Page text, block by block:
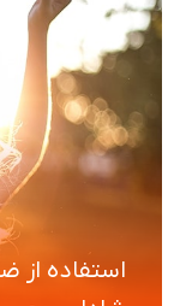
استفاده از